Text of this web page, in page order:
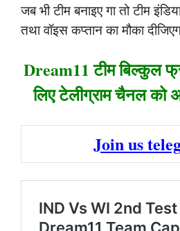
जब भी टीम बनाइए गा तो टीम
तथा वॉइस कप्तान का मौका
Dream11 टीम बिल्कुल
लिए टेलीग्राम चैनल को
Join us